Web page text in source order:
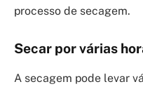
processo de secagem.
Secar por várias
A secagem pode levar